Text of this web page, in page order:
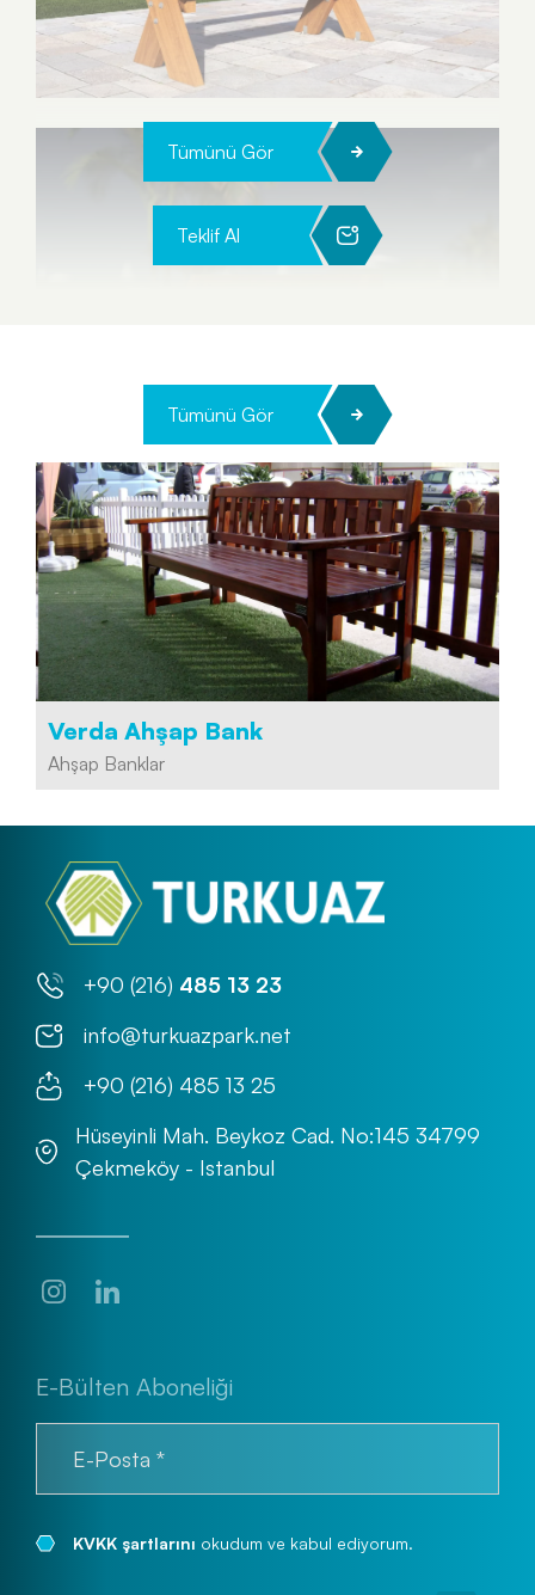
Tümünü Gör
Teklif Al
Tümünü Gör
Verda Ahşap Bank
Ahşap Banklar
+90 (216) 485 13 23
info@turkuazpark.net
+90 (216) 485 13 25
Hüseyinli Mah. Beykoz Cad. No:145 34799
Çekmeköy - Istanbul
E-Bülten Aboneliği
KVKK şartlarını okudum ve kabul ediyorum.